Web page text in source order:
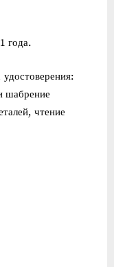
года.
шабрение
чтение